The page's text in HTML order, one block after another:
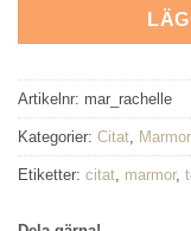
Artikelnr: mar_rachelle
Kategorier: Citat Marmor
Etiketter: citat marmor,